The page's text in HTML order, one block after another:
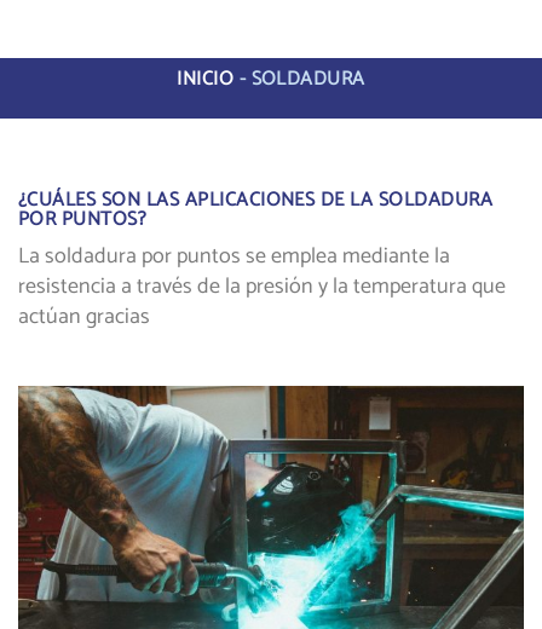
INICIO-SOLDADURA
¿CUÁLES SON LAS APLICACIONES DE LA SOLDADURA
POR PUNTOS?
La soldadura por puntos se emplea mediante la
resistencia a través de la presión y la temperatura que
actúan gracias